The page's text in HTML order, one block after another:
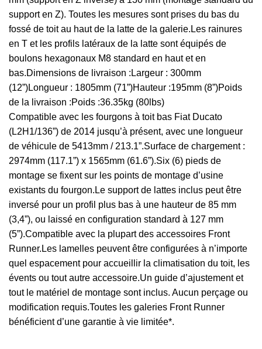
support en Z). Toutes les mesures sont prises du bas du
fossé de toit au haut de la latte de la galerie.Les rainures
en T et les profils latéraux de la latte sont équipés de
boulons hexagonaux M8 standard en haut et en
bas.Dimensions de livraison :Largeur : 300mm
(12”)Longueur : 1805mm (71”)Hauteur :195mm (8”)Poids
de la livraison :Poids :36.35kg (80lbs)
Compatible avec les fourgons à toit bas Fiat Ducato
(L2H1/136”) de 2014 jusqu’à présent, avec une longueur
de véhicule de 5413mm / 213.1”.Surface de chargement :
2974mm (117.1”) x 1565mm (61.6”).Six (6) pieds de
montage se fixent sur les points de montage d’usine
existants du fourgon.Le support de lattes inclus peut être
inversé pour un profil plus bas à une hauteur de 85 mm
(3,4”), ou laissé en configuration standard à 127 mm
(5”).Compatible avec la plupart des accessoires Front
Runner.Les lamelles peuvent être configurées à n’importe
quel espacement pour accueillir la climatisation du toit, les
évents ou tout autre accessoire.Un guide d’ajustement et
tout le matériel de montage sont inclus. Aucun perçage ou
modification requis.Toutes les galeries Front Runner
bénéficient d’une garantie à vie limitée*.